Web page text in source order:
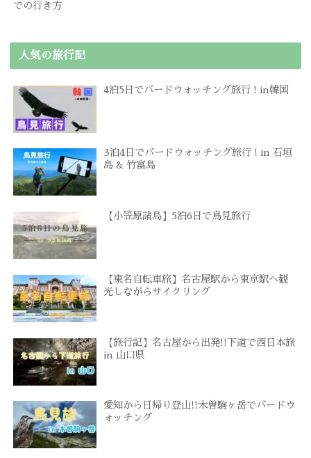
での行き方
人気の旅行記
4泊5日でバードウォッチング旅行 ! in韓国
3泊4日でバードウォッチング旅行 ! in 石垣
島 & 竹富島
【小笠原諸島】5泊6日で鳥見旅行
【東名自転車旅】名古屋駅から東京駅へ観
光しながらサイクリング
【旅行記】名古屋から出発!!下道で西日本旅
in 山口県
愛知から日帰り登山!!木曽駒ヶ岳でバードウ
ォッチング